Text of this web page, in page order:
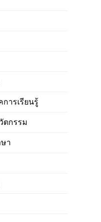
ารเรียนรู้
ตกรรม
า